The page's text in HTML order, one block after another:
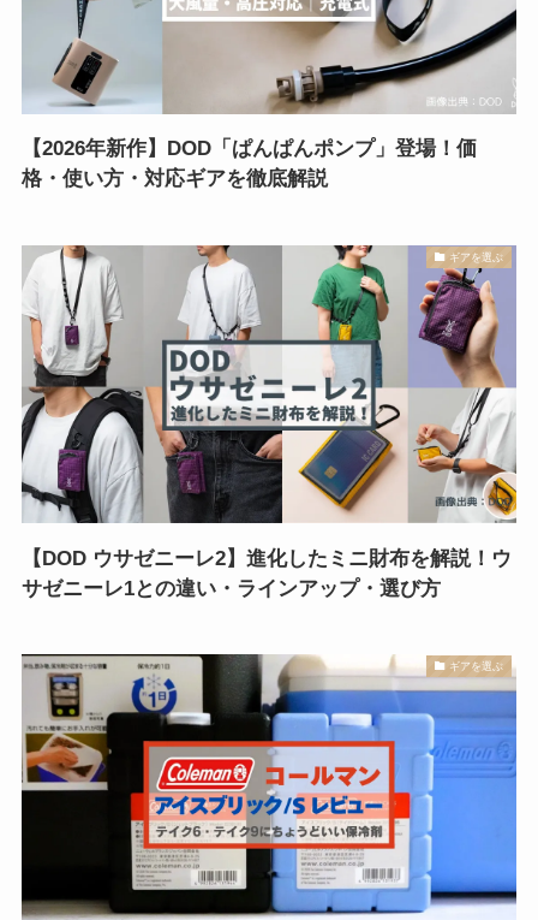
【2026年新作】DOD「ぱんぱんポンプ」登場！価
格・使い方・対応ギアを徹底解説
ギアを選ぶ
【DOD ウサゼニーレ2】進化したミニ財布を解説！ウ
サゼニーレ1との違い・ラインアップ・選び方
ギアを選ぶ